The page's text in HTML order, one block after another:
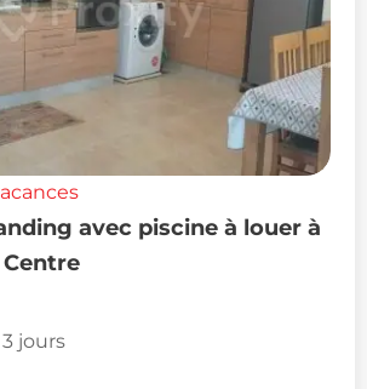
avec piscine à louer à
jours